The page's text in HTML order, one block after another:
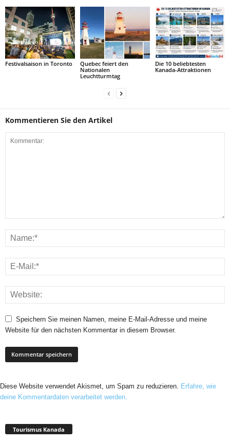
Festivalsaison in Toronto
Quebec feiert den
Nationalen
Leuchtturmtag
Die 10 beliebtesten
Kanada-Attraktionen
Kommentieren Sie den Artikel
Speichern Sie meinen Namen, meine E-Mail-Adresse und meine
Website für den nächsten Kommentar in diesem Browser.
Diese Website verwendet Akismet, um Spam zu reduzieren. Erfahre, wie
deine Kommentardaten verarbeitet werden.
Tourismus Kanada